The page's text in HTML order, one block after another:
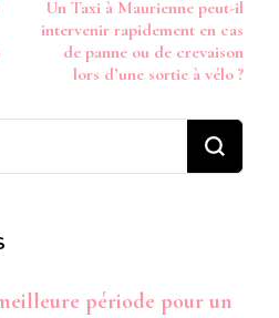
Un Taxi à Maurienne peut-il
intervenir rapidement en cas
de panne ou de crevaison
lors d’une sortie à vélo ?
période pour un